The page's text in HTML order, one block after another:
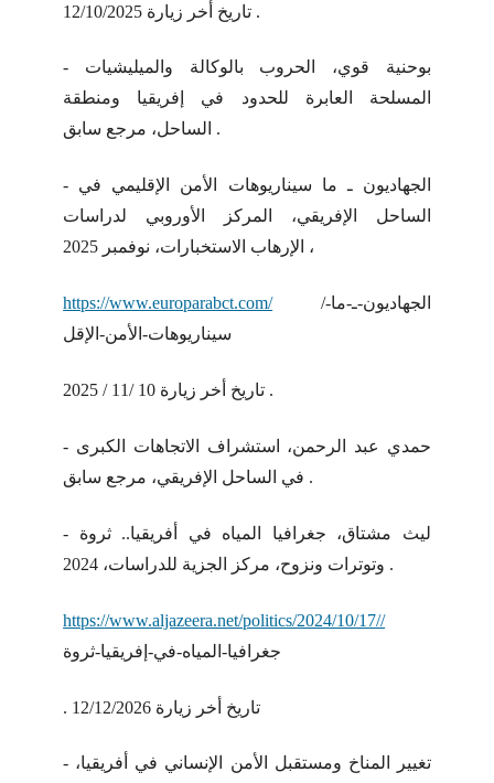
تاريخ أخر زيارة 12/10/2025 .
- بوحنية قوي، الحروب بالوكالة والميليشيات
المسلحة العابرة للحدود في إفريقيا ومنطقة
الساحل، مرجع سابق .
- الجهاديون ـ ما سيناريوهات الأمن الإقليمي في
الساحل الإفريقي، المركز الأوروبي لدراسات
الإرهاب الاستخبارات، نوفمبر 2025 ،
https://www.europarabct.com//الجهاديون-ـ-ما-
سيناريوهات-الأمن-الإقل
تاريخ أخر زيارة 10 /11 / 2025 .
- حمدي عبد الرحمن، استشراف الاتجاهات الكبرى
في الساحل الإفريقي، مرجع سابق .
- ليث مشتاق، جغرافيا المياه في أفريقيا.. ثروة
وتوترات ونزوح، مركز الجزية للدراسات، 2024 .
https://www.aljazeera.net/politics/2024/10/17//
جغرافيا-المياه-في-إفريقيا-ثروة
. تاريخ أخر زيارة 12/12/2026
- تغيير المناخ ومستقبل الأمن الإنساني في أفريقيا،